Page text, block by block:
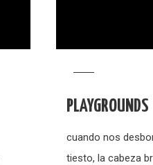
PLAYGROUNDS
cuando nos
tiesto, la cabeza